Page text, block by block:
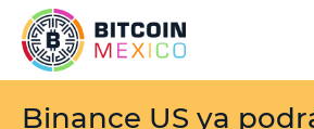
Binance US ya